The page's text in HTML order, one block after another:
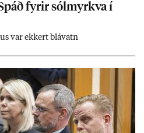
fyr­ir sól­myrkva í
var ekk­ert blá­vatn